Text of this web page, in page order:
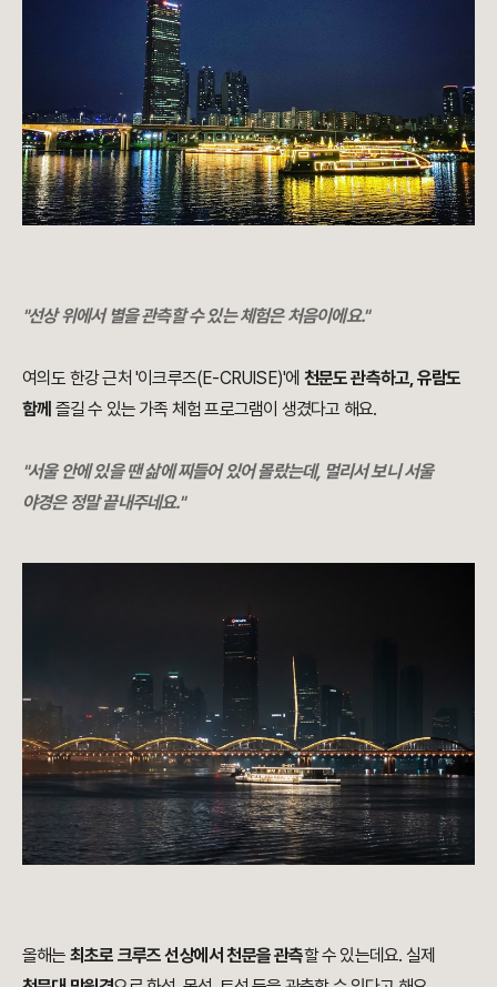
"선상 위에서 별을 관측할 수 있는 체험은 처음이에요."
여의도 한강 근처 '이크루즈(E-CRUISE)'에 천문도 관측하고, 유람도
함께 즐길 수 있는 가족 체험 프로그램이 생겼다고 해요.
"서울 안에 있을 땐 삶에 찌들어 있어 몰랐는데, 멀리서 보니 서울
야경은 정말 끝내주네요."
올해는 최초로 크루즈 선상에서 천문을 관측할 수 있는데요. 실제